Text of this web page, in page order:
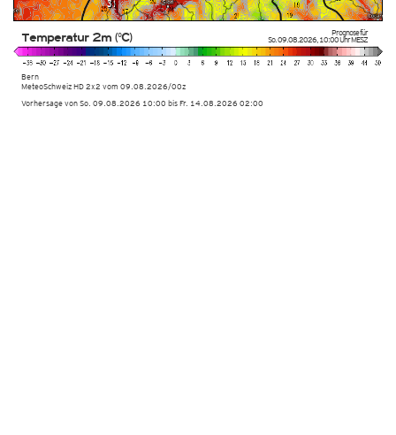
Prognose für
So. 09.08.2026,10:00 UhrMESZ
Bern
MeteoSchweiz HD 2x2 vom 09.08.2026/00z
Temperatur 2m (°C)
Vorhersage von So. 09.08.2026 10:00 bis Fr. 14.08.2026 02:00